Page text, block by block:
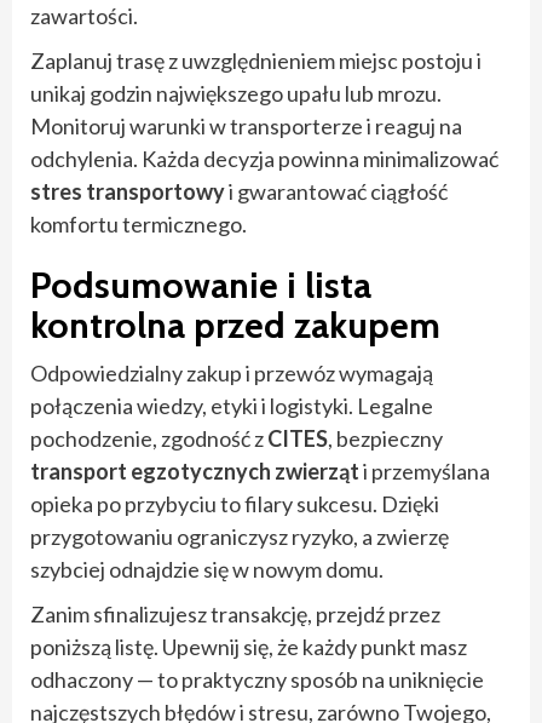
zawartości.
Zaplanuj trasę z uwzględnieniem miejsc postoju i
unikaj godzin największego upału lub mrozu.
Monitoruj warunki w transporterze i reaguj na
odchylenia. Każda decyzja powinna minimalizować
stres transportowyi gwarantować ciągłość
komfortu termicznego.
Podsumowanie i lista
kontrolna przed zakupem
Odpowiedzialny zakup i przewóz wymagają
połączenia wiedzy, etyki i logistyki. Legalne
pochodzenie, zgodność zCITES, bezpieczny
transport egzotycznych zwierząti przemyślana
opieka po przybyciu to filary sukcesu. Dzięki
przygotowaniu ograniczysz ryzyko, a zwierzę
szybciej odnajdzie się w nowym domu.
Zanim sfinalizujesz transakcję, przejdź przez
poniższą listę. Upewnij się, że każdy punkt masz
odhaczony — to praktyczny sposób na uniknięcie
najczęstszych błędów i stresu, zarówno Twojego,